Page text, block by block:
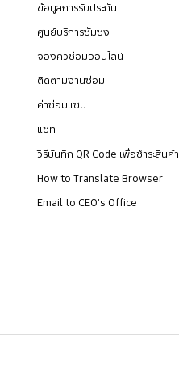
ข้อมูลการรับประกัน
ศูนย์บริการซัมซุง
จองคิวซ่อมออนไลน์
ติดตามงานซ่อม
ค่าซ่อมแซม
แชท
วิธีบันทึก QR Code เพื่อชำระสินค้า
How to Translate Browser
Email to CEO's Office